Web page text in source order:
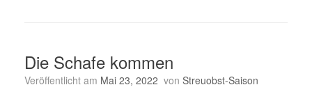
Die Schafe kommen
Veröffentlicht am Mai 23, 2022 von Streuobst-Saison